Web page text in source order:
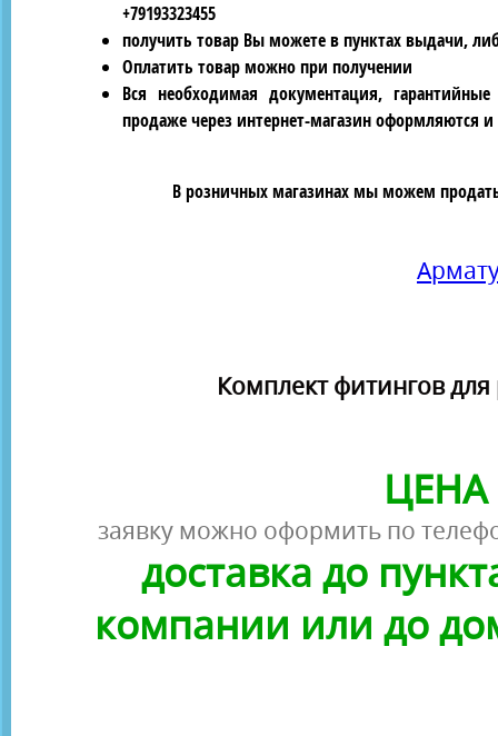
+79193323455
получить товар Вы можете в пунктах выдачи,
Оплатить товар можно при получении
Вся необходимая документация,
продаже через интернет-магазин оформляются
В розничных магазинах мы можем
Комплект фитингов
ЦЕНА
заявку можно оформить по
доставка до
компании или до